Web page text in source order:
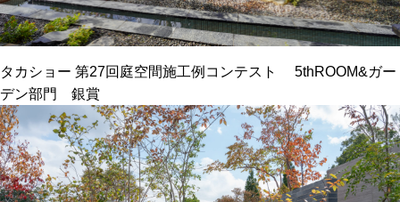
タカショー 第27回庭空間施工例コンテスト 5thROOM&ガー
デン部門 銀賞